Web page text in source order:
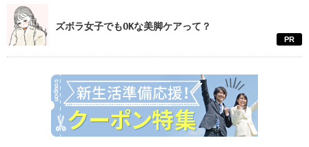
ズボラ女子でもOKな美脚ケアって？
PR